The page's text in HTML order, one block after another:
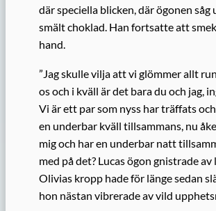
där speciella blicken, där ögonen såg
smält choklad. Han fortsatte att
hand.
”Jag skulle vilja att vi glömmer allt
os och i kväll är det bara du och jag,
Vi är ett par som nyss har träffats
en underbar kväll tillsammans, nu
mig och har en underbar natt
med på det? Lucas ögon gnistrade av
Olivias kropp hade för länge sedan
hon nästan vibrerade av vild